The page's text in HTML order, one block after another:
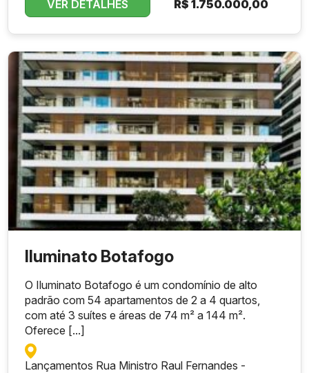
VER DETALHES R$1.750.000,00
Iluminato Botafogo
O Iluminato Botafogo é um condomínio de alto
padrão com 54 apartamentos de 2 a 4 quartos,
com até 3 suítes e áreas de 74 m² a 144 m².
Oferece [...]
Lançamentos Rua Ministro Raul Fernandes -